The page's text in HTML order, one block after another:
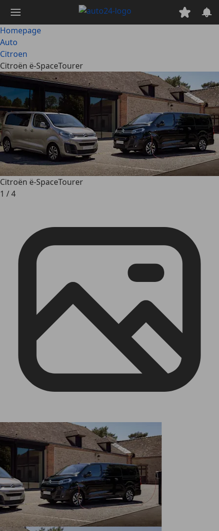
naar
hoofdinhoud
Homepage
Auto
Citroen
Citroën ë-SpaceTourer
Citroën ë-SpaceTourer
1 /4